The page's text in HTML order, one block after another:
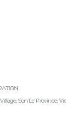
Son La Province,